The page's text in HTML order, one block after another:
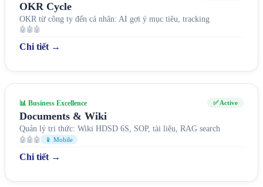
OKR Cycle
OKR từ công ty đến cá nhân: AI gợi ý mục tiêu, tracking
🤖🤖🤖
Chi tiết →
📊 Business Excellence ✅ Active
Documents & Wiki
Quản lý tri thức: Wiki HDSD 6S, SOP, tài liệu, RAG search
🤖🤖🤖 📱 Mobile
Chi tiết →